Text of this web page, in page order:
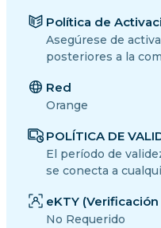
Política de
Asegúrese de
posteriores a la
Red
Orange
POLÍTICA DE
El período de
se conecta a
eKTY
No Requerido